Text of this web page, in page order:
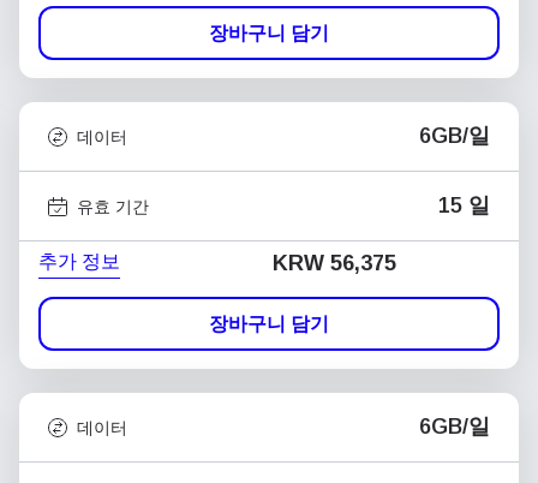
장바구니 담기
데이터 6GB/일
유효 기간 15 일
추가 정보 KRW 56,375
장바구니 담기
데이터 6GB/일